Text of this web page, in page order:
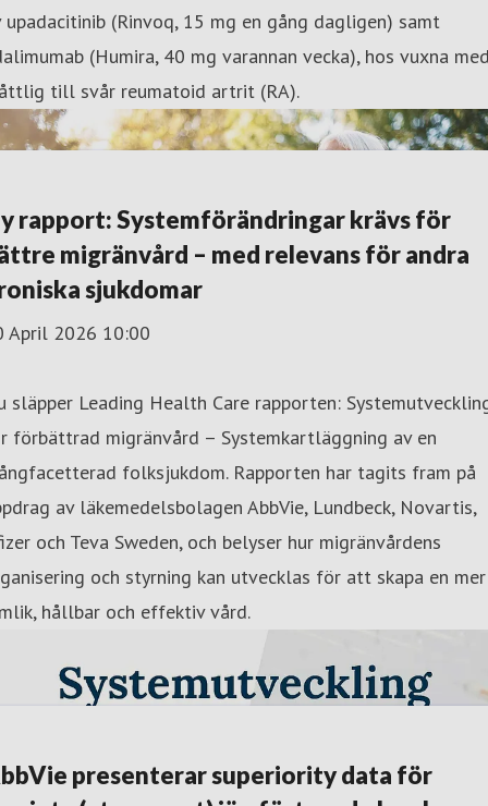
upadacitinib (Rinvoq, 15 mg en gång dagligen) samt
(Humira, 40 mg varannan vecka), hos vuxna
till svår reumatoid artrit (RA).
rapport: Systemförändringar krävs för
migränvård – med relevans för andra
sjukdomar
April 2026 10:00
släpper Leading Health Care rapporten:
förbättrad migränvård – Systemkartläggning av en
folksjukdom. Rapporten har tagits fram på
av läkemedelsbolagen AbbVie, Lundbeck, Novartis,
och Teva Sweden, och belyser hur migränvårdens
och styrning kan utvecklas för att skapa en mer
hållbar och effektiv vård.
presenterar superiority data för